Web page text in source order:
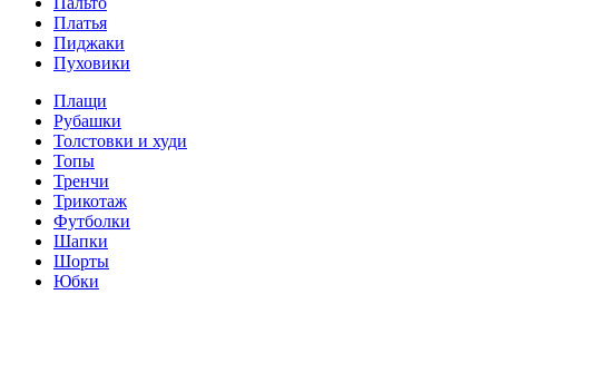
Платья
Пиджаки
Пуховики
Плащи
Рубашки
Толстовки и худи
Топы
Тренчи
Трикотаж
Футболки
Шапки
Шорты
Юбки